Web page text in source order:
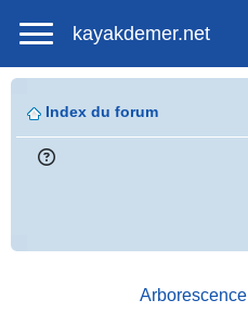
kayakdemer.net
Index du forum
Arborescence